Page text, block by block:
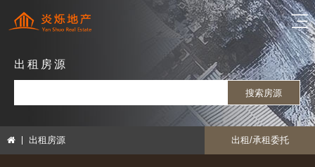
出租房源
搜索房源
出租房源 出租/承租委托